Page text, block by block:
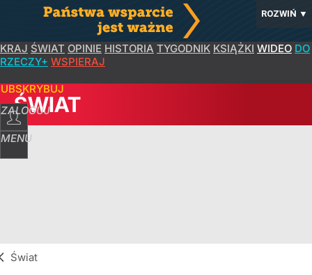
ROZWIŃ ▼
KRAJ ŚWIAT OPINIE HISTORIA TYGODNIK KSIĄŻKI WIDEO DO
RZECZY+ WSPIERAJ
ZALOGUJ
MENU
ŚWIAT
Świat